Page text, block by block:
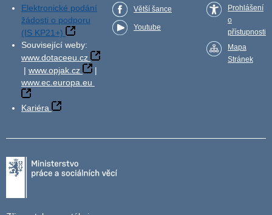
Elektronické podání
žádosti o podporu
(IS KP21+)
Související weby:
www.dotaceeu.cz
| www.opjak.cz
|
www.ec.europa.eu
Kariéra
Větší šance
Youtube
Prohlášení
o
přístupnosti
Mapa
Stránek